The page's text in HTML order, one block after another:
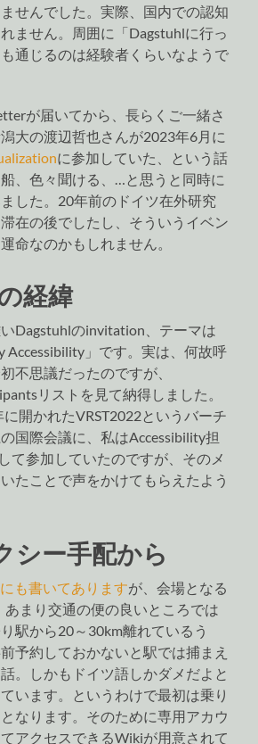
せんでした。実際、国内での認知
ません。周囲に「Dagstuhlに行っ
通じるのは経験者くらいなようで
が届いてから、長らくご一緒さ
大の渡辺哲也さんが2023年6月に
に参加していた、という話
、色々聞ける、…と思うと同時に
した。20年前のドイツ在外研究
在の後でしたし、そういうイベン
命なのかもしれません。
経緯
Dagstuhlのinvitation、テーマは
Accessibility」です。実は、何故呼
不思議だったのですが、
リストを見て納得しました。
開かれたVRST2022というバーチ
国際会議に、私はAccessibility担
て参加していたのですが、そのメ
たことで声をかけてもらえたよう
シー手配から
も書いてありますが、会場となる
あまり交通の便の良いところでは
駅から20～30km離れているう
予約しておかないと駅では捕まえ
。しかもドイツ語しかダメだよと
います。というわけで最初は乗り
なります。そのために専用アカウ
アクセスできるWikiが用意されて